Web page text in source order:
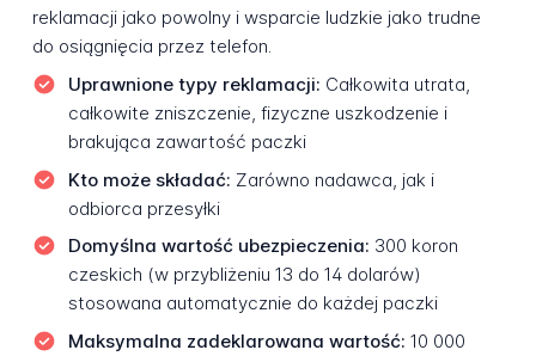
reklamacji jako powolny i wsparcie ludzkie jako trudne
do osiągnięcia przez telefon.
Uprawnione typy reklamacji: Całkowita utrata,
całkowite zniszczenie, fizyczne uszkodzenie i
brakująca zawartość paczki
Kto może składać: Zarówno nadawca, jak i
odbiorca przesyłki
Domyślna wartość ubezpieczenia: 300 koron
czeskich (w przybliżeniu 13 do 14 dolarów)
stosowana automatycznie do każdej paczki
Maksymalna zadeklarowana wartość: 10 000